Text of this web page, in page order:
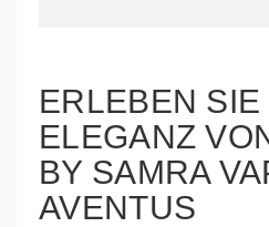
ERLEBEN SIE
ELEGANZ
BY SAMRA
AVENTUS